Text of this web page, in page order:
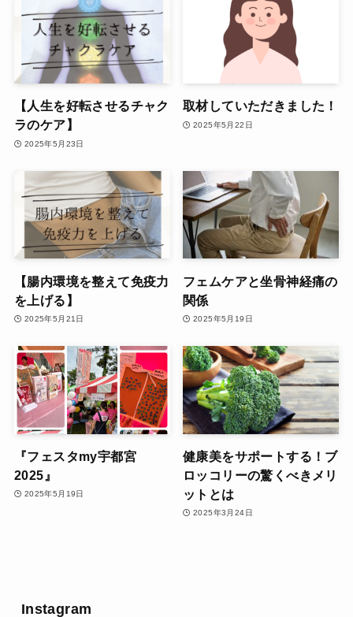
【人生を好転させるチャク
ラのケア】
2025年5月23日
取材していただきました！
2025年5月22日
【腸内環境を整えて免疫力
を上げる】
2025年5月21日
フェムケアと坐骨神経痛の
関係
2025年5月19日
『フェスタmy宇都宮
2025』
2025年5月19日
健康美をサポートする！ブ
ロッコリーの驚くべきメリ
ットとは
2025年3月24日
Instagram